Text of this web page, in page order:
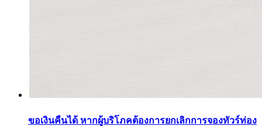
ขอเงินคืนได้ หากผู้บริโภคต้องการยกเลิกการจองทัวร์ท่อง